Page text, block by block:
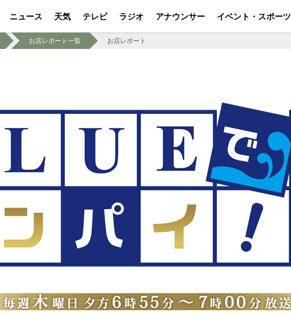
ニュース 天気 テレビ ラジオ アナウンサー イベント・スポーツ
お店レポート一覧 お店レポート